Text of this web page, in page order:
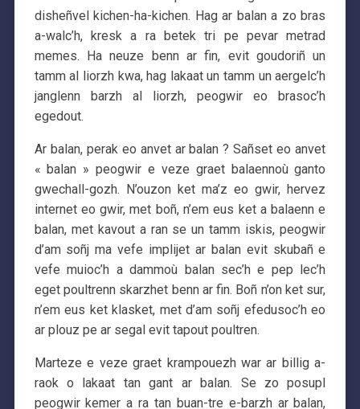
disheñvel kichen-ha-kichen. Hag ar balan a zo bras
a-walc’h, kresk a ra betek tri pe pevar metrad
memes. Ha neuze benn ar fin, evit goudoriñ un
tamm al liorzh kwa, hag lakaat un tamm un aergelc’h
janglenn barzh al liorzh, peogwir eo brasoc’h
egedout.
Ar balan, perak eo anvet ar balan ? Sañset eo anvet
« balan » peogwir e veze graet balaennoù ganto
gwechall-gozh. N’ouzon ket ma’z eo gwir, hervez
internet eo gwir, met boñ, n’em eus ket a balaenn e
balan, met kavout a ran se un tamm iskis, peogwir
d’am soñj ma vefe implijet ar balan evit skubañ e
vefe muioc’h a dammoù balan sec’h e pep lec’h
eget poultrenn skarzhet benn ar fin. Boñ n’on ket sur,
n’em eus ket klasket, met d’am soñj efedusoc’h eo
ar plouz pe ar segal evit tapout poultren.
Marteze e veze graet krampouezh war ar billig a-
raok o lakaat tan gant ar balan. Se zo posupl
peogwir kemer a ra tan buan-tre e-barzh ar balan,